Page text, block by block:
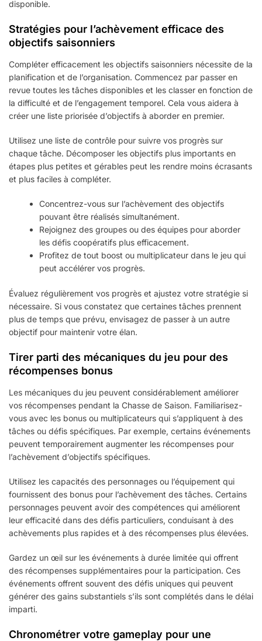
disponible.
Stratégies pour l’achèvement efficace des
objectifs saisonniers
Compléter efficacement les objectifs saisonniers nécessite de la
planification et de l’organisation. Commencez par passer en
revue toutes les tâches disponibles et les classer en fonction de
la difficulté et de l’engagement temporel. Cela vous aidera à
créer une liste priorisée d’objectifs à aborder en premier.
Utilisez une liste de contrôle pour suivre vos progrès sur
chaque tâche. Décomposer les objectifs plus importants en
étapes plus petites et gérables peut les rendre moins écrasants
et plus faciles à compléter.
Concentrez-vous sur l’achèvement des objectifs
pouvant être réalisés simultanément.
Rejoignez des groupes ou des équipes pour aborder
les défis coopératifs plus efficacement.
Profitez de tout boost ou multiplicateur dans le jeu qui
peut accélérer vos progrès.
Évaluez régulièrement vos progrès et ajustez votre stratégie si
nécessaire. Si vous constatez que certaines tâches prennent
plus de temps que prévu, envisagez de passer à un autre
objectif pour maintenir votre élan.
Tirer parti des mécaniques du jeu pour des
récompenses bonus
Les mécaniques du jeu peuvent considérablement améliorer
vos récompenses pendant la Chasse de Saison. Familiarisez-
vous avec les bonus ou multiplicateurs qui s’appliquent à des
tâches ou défis spécifiques. Par exemple, certains événements
peuvent temporairement augmenter les récompenses pour
l’achèvement d’objectifs spécifiques.
Utilisez les capacités des personnages ou l’équipement qui
fournissent des bonus pour l’achèvement des tâches. Certains
personnages peuvent avoir des compétences qui améliorent
leur efficacité dans des défis particuliers, conduisant à des
achèvements plus rapides et à des récompenses plus élevées.
Gardez un œil sur les événements à durée limitée qui offrent
des récompenses supplémentaires pour la participation. Ces
événements offrent souvent des défis uniques qui peuvent
générer des gains substantiels s’ils sont complétés dans le délai
imparti.
Chronométrer votre gameplay pour une